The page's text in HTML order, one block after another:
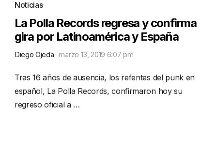
Noticias
La Polla Records regresa y confirma
gira por Latinoamérica y España
Diego Ojeda marzo 13, 2019 6:07 pm
Tras 16 años de ausencia, los refentes del punk en
español, La Polla Records, confirmaron hoy su
regreso oficial a …